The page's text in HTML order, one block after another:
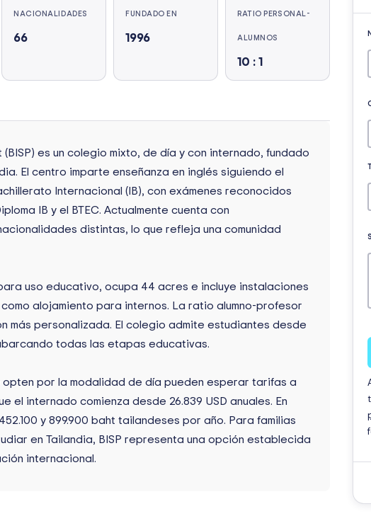
NACIONALIDADES
66
FUNDADO EN
1996
RATIO PERSONAL-
ALUMNOS
10 : 1
(BISP) es un colegio mixto, de día y con internado, fundado
El centro imparte enseñanza en inglés siguiendo el
Internacional (IB), con exámenes reconocidos
IB y el BTEC. Actualmente cuenta con
distintas, lo que refleja una comunidad
uso educativo, ocupa 44 acres e incluye instalaciones
alojamiento para internos. La ratio alumno-profesor
más personalizada. El colegio admite estudiantes desde
todas las etapas educativas.
opten por la modalidad de día pueden esperar tarifas a
el internado comienza desde 26.839 USD anuales. En
y 899.900 baht tailandeses por año. Para familias
en Tailandia, BISP representa una opción establecida
internacional.